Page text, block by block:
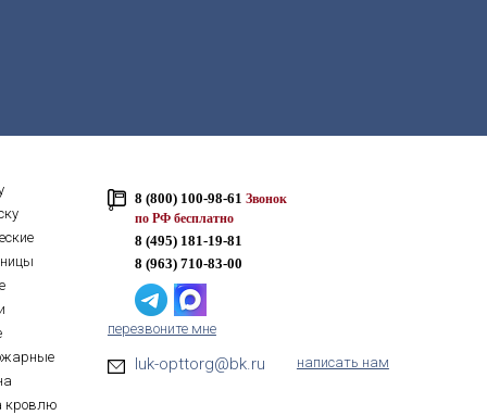
кровлю
8 (800) 100-98-61 Звонок
по РФ бесплатно
8 (495) 181-19-81
8 (963) 710-83-00
перезвоните мне
luk-opttorg@bk.ru написать нам